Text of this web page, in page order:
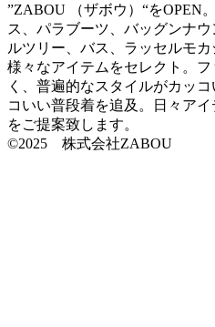
”ZABOU （ザボウ）“をOPEN
ス、パラブーツ、バッグンナ
ルツリー、バス、ラッセルモ
様々なアイテムをセレクト。
く、普遍的なスタイルがカッ
コいい普段着を追及。日々ア
をご提案致します。
©2025 株式会社ZABOU